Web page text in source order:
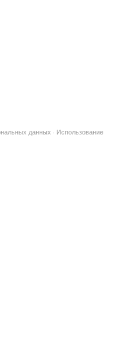
данных · Использование